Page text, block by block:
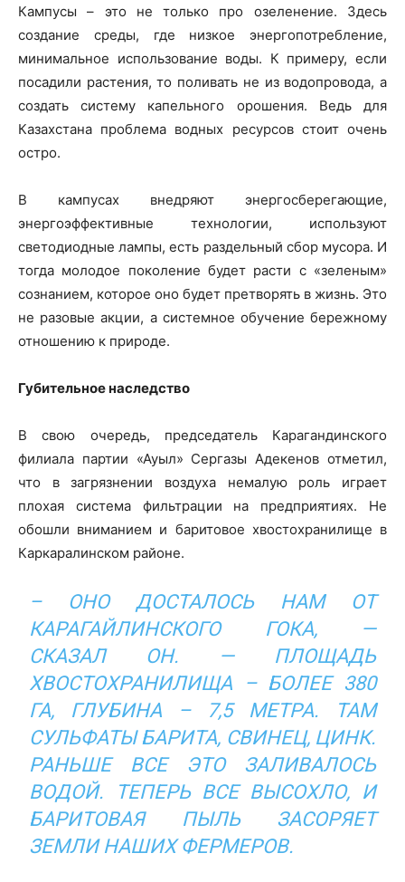
Кампусы – это не только про озеленение. Здесь
создание среды, где низкое энергопотребление,
минимальное использование воды. К примеру, если
посадили растения, то поливать не из водопровода, а
создать систему капельного орошения. Ведь для
Казахстана проблема водных ресурсов стоит очень
остро.
В кампусах внедряют энергосберегающие,
энергоэффективные технологии, используют
светодиодные лампы, есть раздельный сбор мусора. И
тогда молодое поколение будет расти с «зеленым»
сознанием, которое оно будет претворять в жизнь. Это
не разовые акции, а системное обучение бережному
отношению к природе.
Губительное наследство
В свою очередь, председатель Карагандинского
филиала партии «Ауыл» Сергазы Адекенов отметил,
что в загрязнении воздуха немалую роль играет
плохая система фильтрации на предприятиях. Не
обошли вниманием и баритовое хвостохранилище в
Каркаралинском районе.
– ОНО ДОСТАЛОСЬ НАМ ОТ
КАРАГАЙЛИНСКОГО ГОКА, —
СКАЗАЛ ОН. — ПЛОЩАДЬ
ХВОСТОХРАНИЛИЩА – БОЛЕЕ 380
ГА, ГЛУБИНА – 7,5 МЕТРА. ТАМ
СУЛЬФАТЫ БАРИТА, СВИНЕЦ, ЦИНК.
РАНЬШЕ ВСЕ ЭТО ЗАЛИВАЛОСЬ
ВОДОЙ. ТЕПЕРЬ ВСЕ ВЫСОХЛО, И
БАРИТОВАЯ ПЫЛЬ ЗАСОРЯЕТ
ЗЕМЛИ НАШИХ ФЕРМЕРОВ.